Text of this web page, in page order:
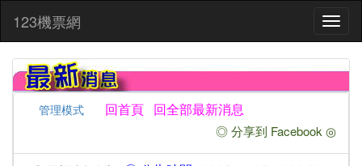
123機票網
管理模式 回首頁 回全部最新消息
◎ 分享到 Facebook ◎